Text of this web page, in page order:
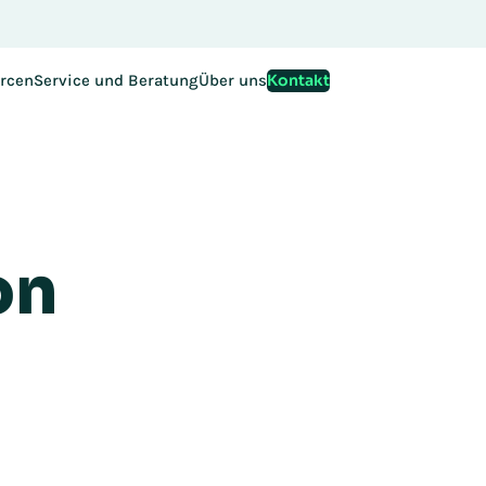
Service und BeratungÜber unsKontakt